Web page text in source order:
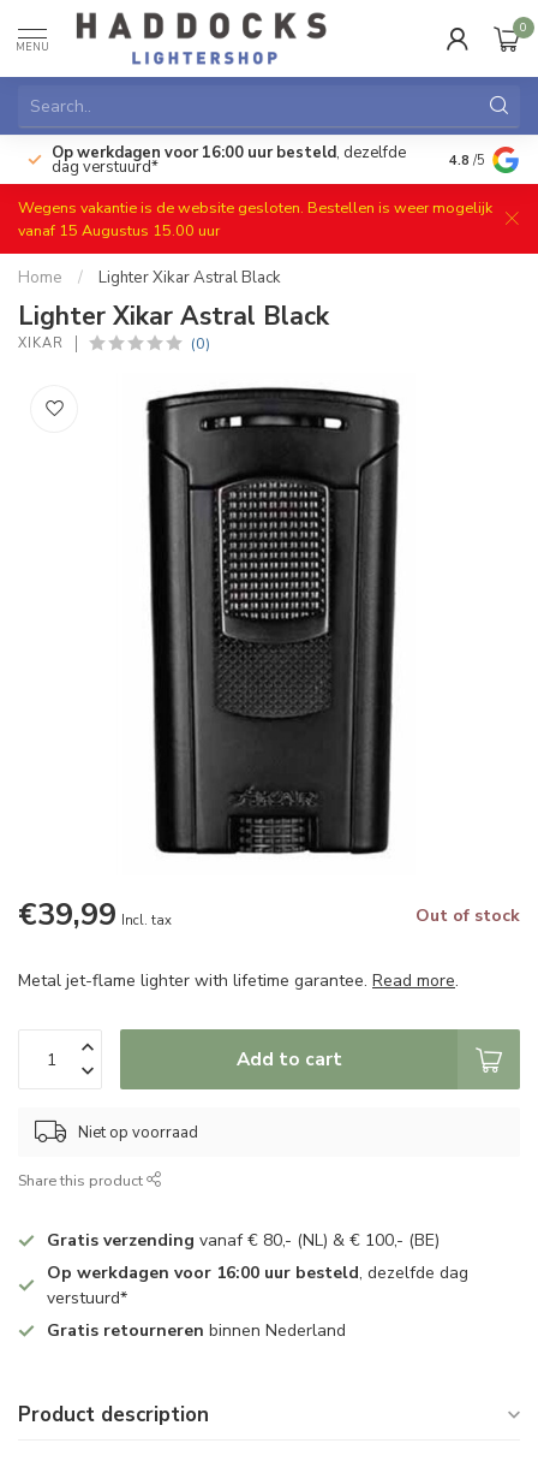
MENU
0
Op werkdagen voor 16:00 uur besteld, dezelfde
dag verstuurd* Gratis
4.8 /5
Wegens vakantie is de website gesloten. Bestellen is weer mogelijk
vanaf 15 Augustus 15.00 uur
Home / Lighter Xikar Astral Black
Lighter Xikar Astral Black
XIKAR (0)
€39,99 Incl. tax Out of stock
Metal jet-flame lighter with lifetime garantee. Read more.
Add to cart
Niet op voorraad
Share this product
Gratis verzending vanaf € 80,- (NL) & € 100,- (BE)
Op werkdagen voor 16:00 uur besteld, dezelfde dag
verstuurd*
Gratis retourneren binnen Nederland
Product description